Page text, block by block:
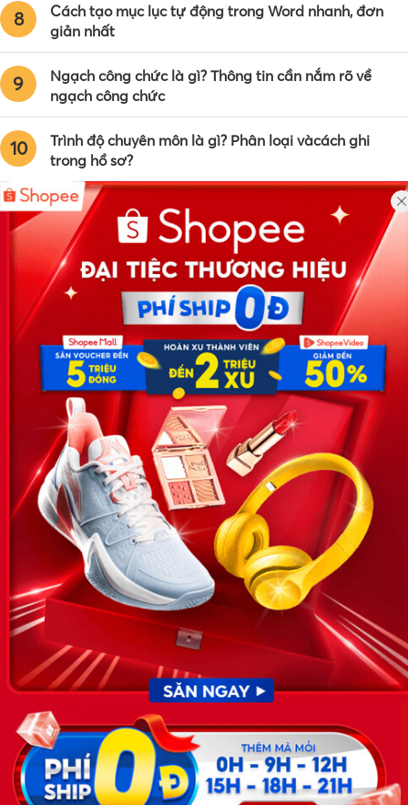
8
Cách tạo mục lục tự động trong Word nhanh, đơn
giản nhất
9
Ngạch công chức là gì? Thông tin cần nắm rõ về
ngạch công chức
10
Trình độ chuyên môn là gì? Phân loại vàcách ghi
trong hồ sơ?
Công ty TNHH Eyeplus Online
Địa chỉ: Số 81, ngõ 68, đường Cầu Giấy, Tổ 05, Phường Quan
Hoa, Quận Cầu Giấy, TP Hà Nội, Việt Nam
SĐT: 0981 448 766
Email:
hotro@timviec.com.vn
VỀ CHÚNG TÔI
News.timviec.com.vn là website cung cấp thông tin liên quan đến
nhân sự, nghề nghiệp do Timviec.com.vn vận hành nhằm giúp
doanh nghiệp, nhân sự tuyển dụng, người đi làm, người tìm việc
cập nhật thông tin và đáp ứng được mong muốn của mình.
KẾT NỐI
Giấy phép hoạt động dịch vụ
việc làm số 54/2019/SLĐTBXH-
GP do Sở lao động thương
binh và xã hội cấp ngày 30
tháng 12 năm 2019.